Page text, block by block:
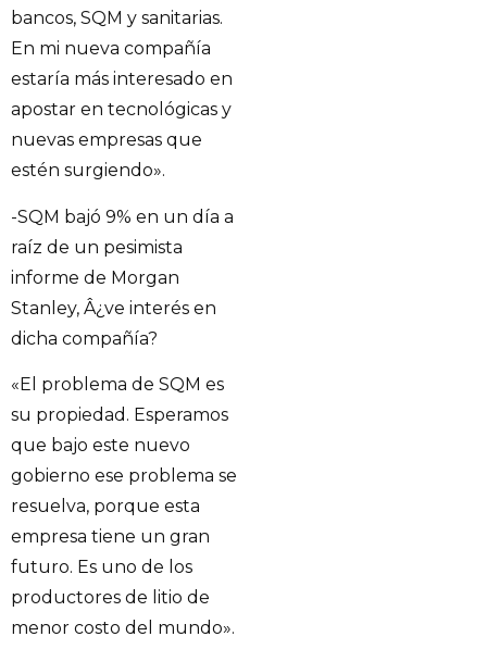
bancos, SQM y sanitarias.
En mi nueva compañía
estaría más interesado en
apostar en tecnológicas y
nuevas empresas que
estén surgiendo».
-SQM bajó 9% en un día a
raíz de un pesimista
informe de Morgan
Stanley, Â¿ve interés en
dicha compañía?
«El problema de SQM es
su propiedad. Esperamos
que bajo este nuevo
gobierno ese problema se
resuelva, porque esta
empresa tiene un gran
futuro. Es uno de los
productores de litio de
menor costo del mundo».